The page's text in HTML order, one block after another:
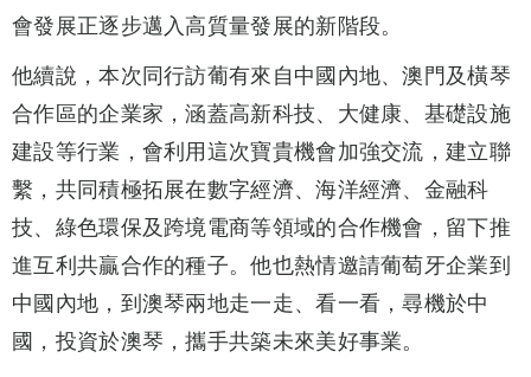
會發展正逐步邁入高質量發展的新階段。
他續說，本次同行訪葡有來自中國內地、澳門及橫琴
合作區的企業家，涵蓋高新科技、大健康、基礎設施
建設等行業，會利用這次寶貴機會加強交流，建立聯
繫，共同積極拓展在數字經濟、海洋經濟、金融科
技、綠色環保及跨境電商等領域的合作機會，留下推
進互利共贏合作的種子。他也熱情邀請葡萄牙企業到
中國內地，到澳琴兩地走一走、看一看，尋機於中
國，投資於澳琴，攜手共築未來美好事業。